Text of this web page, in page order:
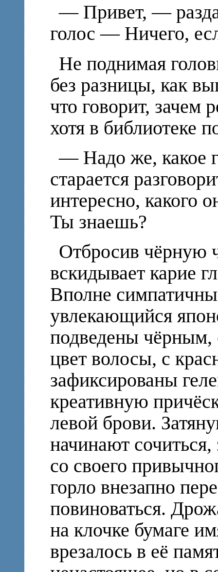
— Привет, —
голос — Ничего,
Не поднимая
без разницы, как
что говорит, зачем
хотя в библиотеке
— Надо же, какое
старается
интересно, какого
Ты знаешь?
Отбросив чёрную
вскидывает карие
Вполне
увлекающийся
подведены
цвет волосы, с
зафиксированы
креативную
левой брови.
начинают сочиться,
со своего
горло внезапно
повиноваться.
на клочке бумаге
врезалось в её